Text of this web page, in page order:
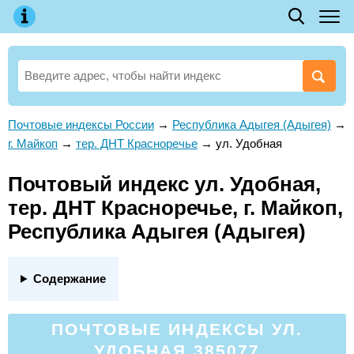
Почтовые индексы России → Республика Адыгея (Адыгея) →
г. Майкоп → тер. ДНТ Красноречье → ул. Удобная
Почтовый индекс ул. Удобная,
тер. ДНТ Красноречье, г. Майкоп,
Республика Адыгея (Адыгея)
Содержание
ПОЧТОВЫЕ ИНДЕКСЫ УЛ.
УДОБНАЯ 385077